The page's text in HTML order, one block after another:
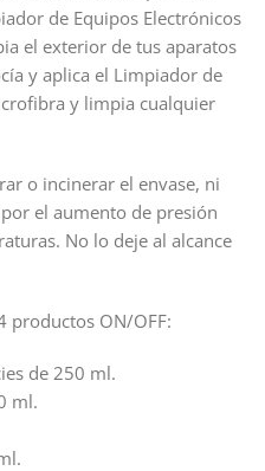
de Equipos Electrónicos
el exterior de tus aparatos
y aplica el Limpiador de
y limpia cualquier
o incinerar el envase, ni
el aumento de presión
No lo deje al alcance
productos ON/OFF:
de 250 ml.
ml.